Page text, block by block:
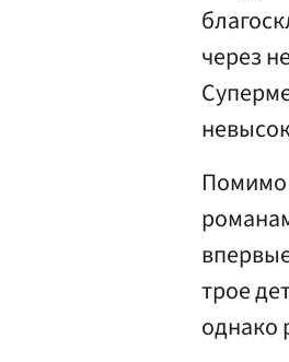
через
Помимо
трое
однако